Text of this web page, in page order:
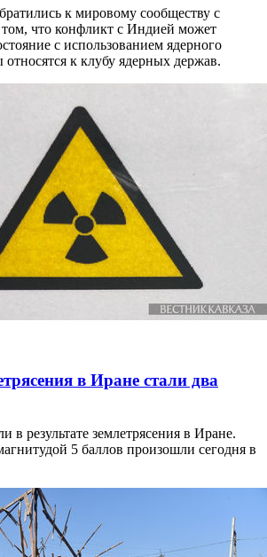
к мировому сообществу с
что конфликт с Индией может
с использованием ядерного
к клубу ядерных держав.
в Иране стали два
в результате землетрясения в Иране.
5 баллов произошли сегодня в